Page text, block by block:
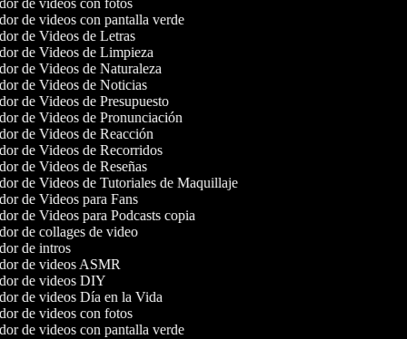
de videos con fotos
de videos con pantalla verde
de Videos de Letras
de Videos de Limpieza
de Videos de Naturaleza
de Videos de Noticias
de Videos de Presupuesto
de Videos de Pronunciación
de Videos de Reacción
de Videos de Recorridos
de Videos de Reseñas
de Videos de Tutoriales de Maquillaje
de Videos para Fans
de Videos para Podcasts copia
de collages de video
de intros
de videos ASMR
de videos DIY
de videos Día en la Vida
de videos con fotos
de videos con pantalla verde